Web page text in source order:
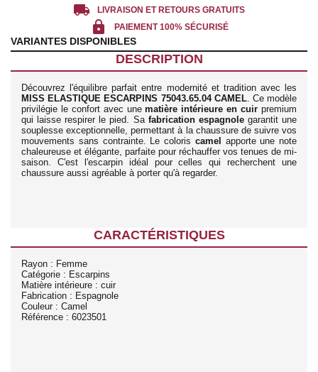
local_shipping LIVRAISON ET RETOURS GRATUITS
lock PAIEMENT 100% SÉCURISÉ
VARIANTES DISPONIBLES
DESCRIPTION
Découvrez l'équilibre parfait entre modernité et tradition avec les
MISS ELASTIQUE ESCARPINS 75043.65.04 CAMEL. Ce modèle
privilégie le confort avec unematière intérieure en cuir premium
qui laisse respirer le pied. Sa fabrication espagnolegarantit une
souplesse exceptionnelle, permettant à la chaussure de suivre vos
mouvements sans contrainte. Le coloris camel apporte une note
chaleureuse et élégante, parfaite pour réchauffer vos tenues de mi-
saison. C'est l'escarpin idéal pour celles qui recherchent une
chaussure aussi agréable à porter qu'à regarder.
CARACTÉRISTIQUES
Rayon : Femme
Catégorie : Escarpins
Matière intérieure : cuir
Fabrication : Espagnole
Couleur : Camel
Référence : 6023501